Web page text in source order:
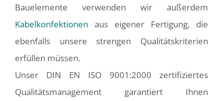
Bauelemente verwenden wir außerdem
Kabelkonfektionen aus eigener Fertigung, die
ebenfalls unsere strengen Qualitätskriterien
erfüllen müssen.
Unser DIN EN ISO 9001:2000 zertifiziertes
Qualitätsmanagement garantiert Ihnen